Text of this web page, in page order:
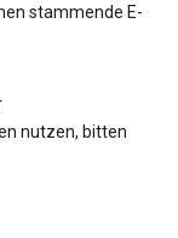
stammende E-
nutzen, bitten